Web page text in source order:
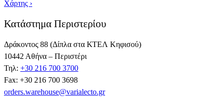
Χάρτης ›
Κατάστημα Περιστερίου
Δράκοντος 88 (Δίπλα στα ΚΤΕΛ Κηφισού)
10442 Αθήνα – Περιστέρι
Τηλ: +30 216 700 3700
Fax: +30 216 700 3698
orders.warehouse@varialecto.gr